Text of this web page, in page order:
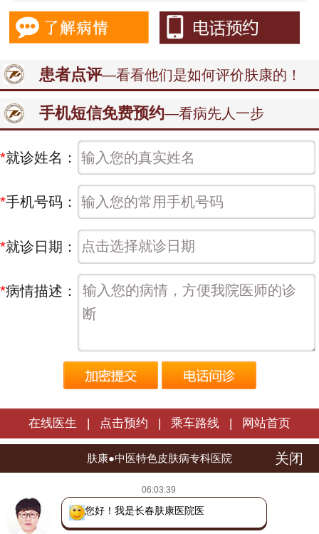
患者点评—看看他们是如何评价肤康的！
手机短信免费预约—看病先人一步
*就诊姓名：
*手机号码：
*就诊日期：
*病情描述：
在线医生 | 点击预约 | 乘车路线 | 网站首页
长春肤康皮肤病医院 | 版权所有
热线电话：0431-88598120
吉ICP备16002784号
吉公网安备 22010402000772号
肤康●中医特色皮肤病专科医院 关闭
06:03:39
您好！我是长春肤康医院医生，有